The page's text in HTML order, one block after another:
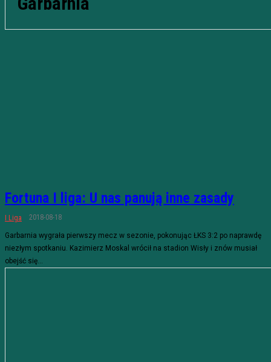
Fortuna I liga: U nas panują inne zasady
I Liga 2018-08-18
Garbarnia wygrała pierwszy mecz w sezonie, pokonując ŁKS 3:2 po naprawdę
niezłym spotkaniu. Kazimierz Moskal wrócił na stadion Wisły i znów musiał
obejść się...